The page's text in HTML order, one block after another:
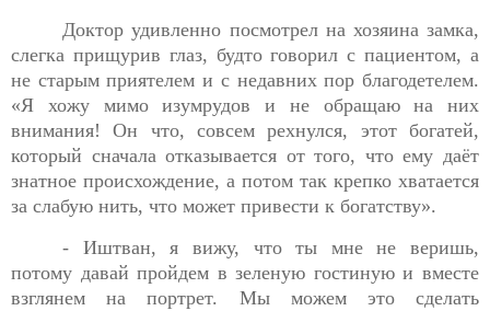
Доктор удивленно посмотрел на хозяина замка,
слегка прищурив глаз, будто говорил с пациентом, а
не старым приятелем и с недавних пор благодетелем.
«Я хожу мимо изумрудов и не обращаю на них
внимания! Он что, совсем рехнулся, этот богатей,
который сначала отказывается от того, что ему даёт
знатное происхождение, а потом так крепко хватается
за слабую нить, что может привести к богатству».
- Иштван, я вижу, что ты мне не веришь,
потому давайпройдем в зеленую гостиную и вместе
взглянем на портрет. Мы можем это сделать